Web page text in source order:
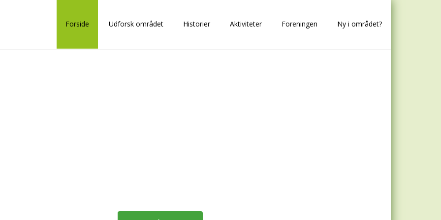
Forside Udforsk området Historier Aktiviteter Foreningen Ny i området?